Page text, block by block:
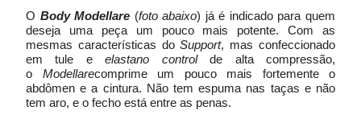
O Body Modellare (foto abaixo) já é indicado para quem
deseja uma peça um pouco mais potente. Com as
mesmas características doSupport, mas confeccionado
em tule eelastano controlde alta compressão,
o Modellarecomprime um pouco mais fortemente o
abdômen e a cintura. Não tem espuma nas taças e não
tem aro, e o fecho está entre as penas.